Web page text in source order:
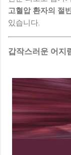
고혈압 환자의 절
있습니다.
갑작스러운 어지